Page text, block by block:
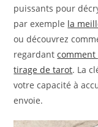
puissants pour
par exemple la
ou découvrez
regardantcomment
tirage de tarot. La
votre capacité à
envoie.